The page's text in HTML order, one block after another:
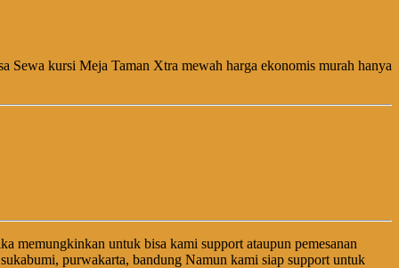
Sewa kursi Meja Taman Xtra mewah harga ekonomis murah hanya
memungkinkan untuk bisa kami support ataupun pemesanan
purwakarta, bandung Namun kami siap support untuk